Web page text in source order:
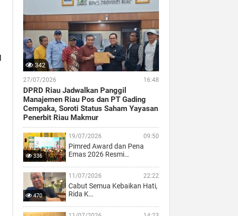
342
27/07/2026 16:48
DPRD Riau Jadwalkan Panggil
Manajemen Riau Pos dan PT Gading
Cempaka, Soroti Status Saham Yayasan
Penerbit Riau Makmur
336
19/07/2026 09:50
Pimred Award dan Pena
Emas 2026 Resmi…
470
11/07/2026 22:22
Cabut Semua Kebaikan Hati,
Rida K…